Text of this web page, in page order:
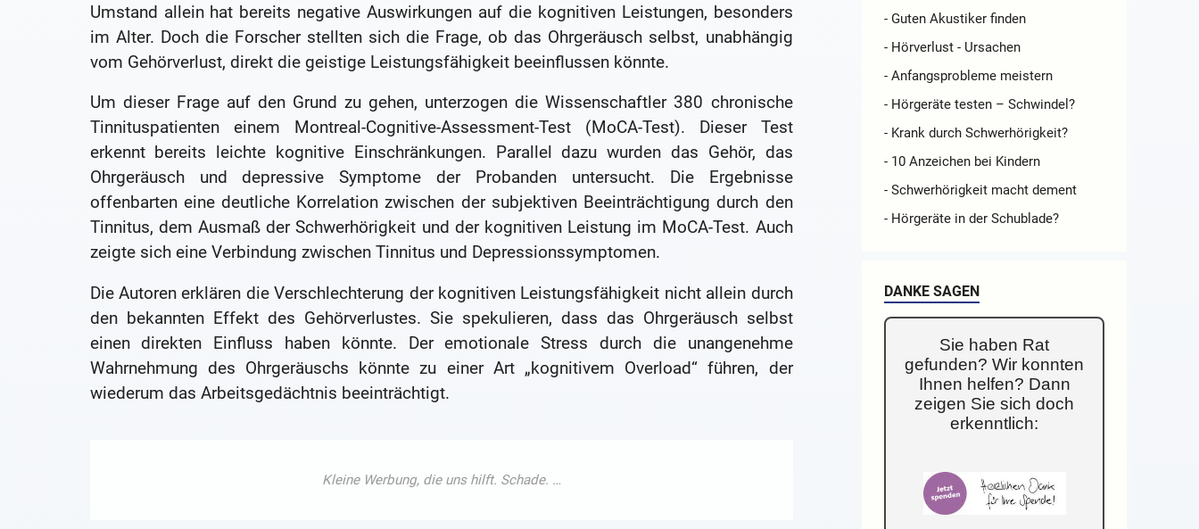
Umstand allein hat bereits negative Auswirkungen auf die kognitiven Leistungen, besonders
im Alter. Doch die Forscher stellten sich die Frage, ob das Ohrgeräusch selbst, unabhängig
vom Gehörverlust, direkt die geistige Leistungsfähigkeit beeinflussen könnte.
Um dieser Frage auf den Grund zu gehen, unterzogen die Wissenschaftler 380 chronische
Tinnituspatienten einem Montreal-Cognitive-Assessment-Test (MoCA-Test). Dieser Test
erkennt bereits leichte kognitive Einschränkungen. Parallel dazu wurden das Gehör, das
Ohrgeräusch und depressive Symptome der Probanden untersucht. Die Ergebnisse
offenbarten eine deutliche Korrelation zwischen der subjektiven Beeinträchtigung durch den
Tinnitus, dem Ausmaß der Schwerhörigkeit und der kognitiven Leistung im MoCA-Test. Auch
zeigte sich eine Verbindung zwischen Tinnitus und Depressionssymptomen.
Die Autoren erklären die Verschlechterung der kognitiven Leistungsfähigkeit nicht allein durch
den bekannten Effekt des Gehörverlustes. Sie spekulieren, dass das Ohrgeräusch selbst
einen direkten Einfluss haben könnte. Der emotionale Stress durch die unangenehme
Wahrnehmung des Ohrgeräuschs könnte zu einer Art „kognitivem Overload“ führen, der
wiederum das Arbeitsgedächtnis beeinträchtigt.
- Guten Akustiker finden
- Hörverlust - Ursachen
- Anfangsprobleme meistern
- Hörgeräte testen – Schwindel?
- Krank durch Schwerhörigkeit?
- 10 Anzeichen bei Kindern
- Schwerhörigkeit macht dement
- Hörgeräte in der Schublade?
DANKE SAGEN
Sie haben Rat
gefunden? Wir konnten
Ihnen helfen? Dann
zeigen Sie sich doch
erkenntlich: